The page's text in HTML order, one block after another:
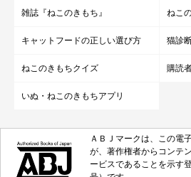
雑誌『ねこのきもち』 ねこ
キャットフードの正しい選び方 猫診
ねこのきもちクイズ 購読
いぬ・ねこのきもちアプリ
ＡＢＪマークは、この電
が、著作権者からコンテ
ービスであることを示す